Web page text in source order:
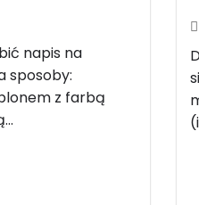
napis na
sposoby:
z farbą